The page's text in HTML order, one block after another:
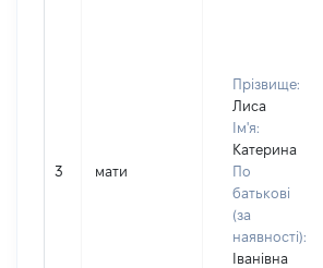
3 мати
Прізвище:
Лиса
Ім'я:
Катерина
По
батькові
(за
наявності):
Іванівна